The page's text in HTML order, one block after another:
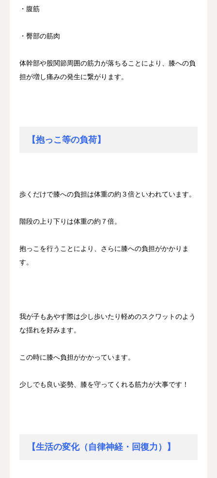
・腹筋
・臀部の筋肉
体幹部や股関節周囲の筋力が落ちることにより、膝への負
担が増し痛みの発生に繋がります。
【抱っこ等の負荷】
歩くだけで膝への負担は体重の約３倍といわれています。
階段の上り下りは体重の約７倍。
抱っこを行うことにより、さらに膝への負担がかかりま
す。
我が子もあやす際は少し歩いたり軽めのスクワットのよう
な揺れを好みます。
この時に膝へ負担がかかっています。
少しでも良い姿勢、膝を守ってくれる筋力が大事です！
【生活の変化（自律神経・回復力）】